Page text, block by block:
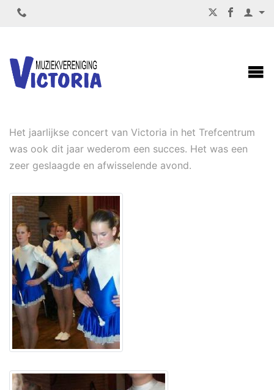
Het jaarlijkse concert van Victoria in het Trefcentrum
was ook dit jaar wederom een succes. Het was een
zeer geslaagde en afwisselende avond.